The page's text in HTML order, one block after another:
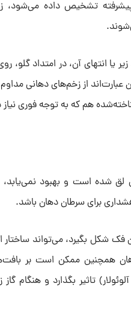
تشخیص داده می‌شود،
یا انتهای آن، در امتداد
از زخم‌های دهانی
هم که به توجه فوری نیاز
شده است و بهبود نمی‌یابد،
برای سرطان دهان باشد.
فک شکل بگیرد، می‌تواند
همچنین ممکن است بر
تاثیر بگذارد و هنگام